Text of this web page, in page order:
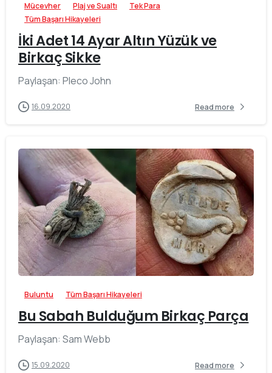
Mücevher Plaj ve Sualtı
Tek Para
Tüm Başarı Hikayeleri
İki Adet 14 Ayar Altın Yüzük ve
Birkaç Sikke
Paylaşan: Pleco John
16.09.2020 Read more
-
Buluntu Tüm Başarı Hikayeleri
Bu Sabah Bulduğum Birkaç Parça
Paylaşan: Sam Webb
15.09.2020 Read more